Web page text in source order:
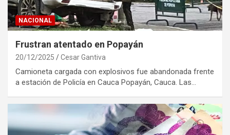
NACIONAL
Frustran atentado en Popayán
20/12/2025 Cesar Gantiva
Camioneta cargada con explosivos fue abandonada frente
a estación de Policía en Cauca Popayán, Cauca. Las…